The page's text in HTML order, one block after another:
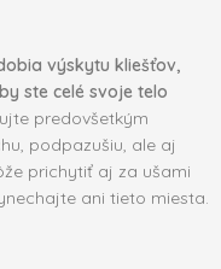
výskytu kliešťov,
ste celé svoje telo
predovšetkým
podpazušiu, ale aj
prichytiť aj za ušami
ani tieto miesta.